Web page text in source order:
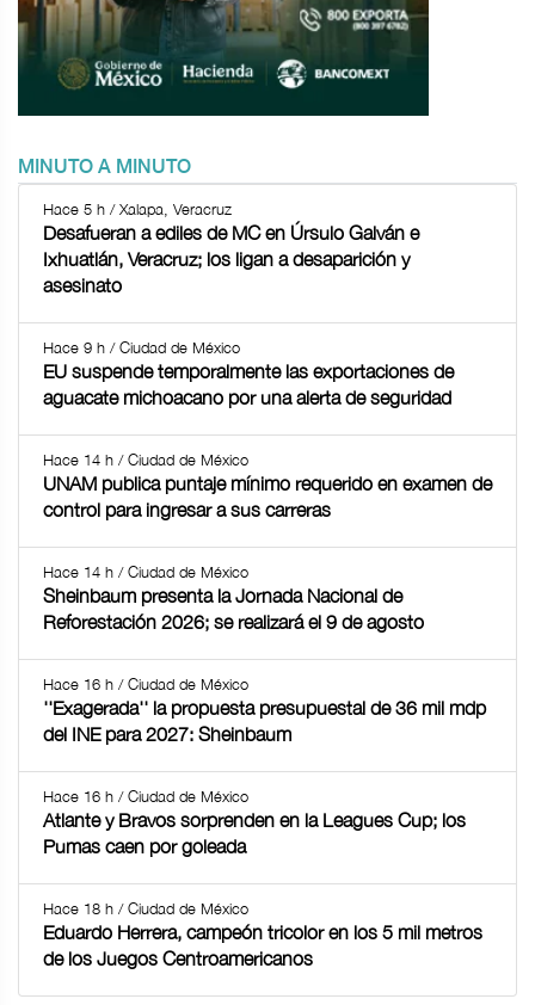
MINUTO A MINUTO
Hace 5 h / Xalapa, Veracruz
Desafueran a ediles de MC en Úrsulo Galván e
Ixhuatlán, Veracruz; los ligan a desaparición y
asesinato
Hace 9 h / Ciudad de México
EU suspende temporalmente las exportaciones de
aguacate michoacano por una alerta de seguridad
Hace 14 h / Ciudad de México
UNAM publica puntaje mínimo requerido en examen de
control para ingresar a sus carreras
Hace 14 h / Ciudad de México
Sheinbaum presenta la Jornada Nacional de
Reforestación 2026; se realizará el 9 de agosto
Hace 16 h / Ciudad de México
''Exagerada'' la propuesta presupuestal de 36 mil mdp
del INE para 2027: Sheinbaum
Hace 16 h / Ciudad de México
Atlante y Bravos sorprenden en la Leagues Cup; los
Pumas caen por goleada
Hace 18 h / Ciudad de México
Eduardo Herrera, campeón tricolor en los 5 mil metros
de los Juegos Centroamericanos